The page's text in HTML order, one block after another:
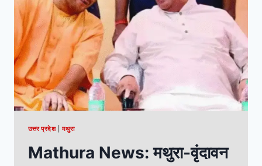
उत्तर प्रदेश|मथुरा
Mathura News: मथुरा-वृंदावन